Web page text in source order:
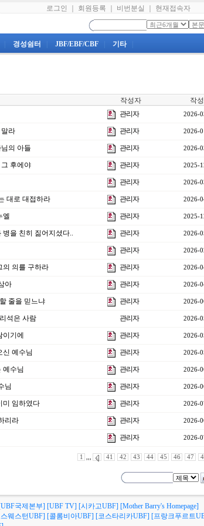
로그인 회원등록 비번분실 현재접속자
경성쉼터 JBF/EBF/CBF 기타
작성자 작
관리자 2026-
말라 관리자 2026-
의 아들 관리자 2026-
후에야 관리자 2025-
관리자 2026-
대로 대접하라 관리자 2026-
엘 관리자 2025-
병을 친히 짊어지셨다.. 관리자 2026-
관리자 2026-
의 의를 구하라 관리자 2026-
아 관리자 2026-
줄을 믿느냐 관리자 2026-
석은 사람 관리자 2026-
기에 관리자 2026-
신 예수님 관리자 2026-
예수님 관리자 2026-
님 관리자 2026-
미 임하였다 관리자 2026-
리라 관리자 2026-
관리자 2026-
1 ,,, 41 42 43 44 45 46 47
국제본부] [UBF TV] [시카고UBF] [Mother Barry's Homepage]
웨스턴UBF] [콜롬비아UBF] [코스타리카UBF] [프랑크푸르트